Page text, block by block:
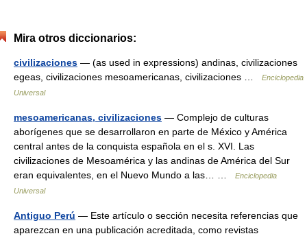
Mira otros diccionarios:
civilizaciones — (as used in expressions) andinas, civilizaciones
egeas, civilizaciones mesoamericanas, civilizaciones …
Enciclopedia
Universal
mesoamericanas, civilizaciones — Complejo de culturas
aborígenes que se desarrollaron en parte de México y América
central antes de la conquista española en el s. XVI. Las
civilizaciones de Mesoamérica y las andinas de América del Sur
eran equivalentes, en el Nuevo Mundo a las… …
Enciclopedia
Universal
Antiguo Perú — Este artículo o sección necesita referencias que
aparezcan en una publicación acreditada, como revistas